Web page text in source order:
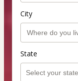
City
State